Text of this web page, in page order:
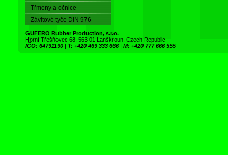
Třmeny a očnice
Závitové tyče DIN 976
GUFERO Rubber Production, s.r.o.
Horní Třešňovec 68, 563 01 Lanškroun, Czech Republic
IČO: 64791190 | T: +420 469 333 666 | M: +420 777 666 555